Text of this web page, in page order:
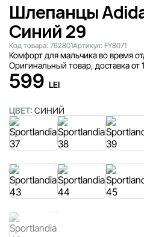
Шлепанцы
Синий 29
Код товара: 762801Артикул: FY8071
Комфорт для мальчика во время
Оригинальный товар, доставка от
599 LEI
ЦВЕТ: СИНИЙ